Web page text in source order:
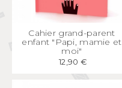
APERÇU RAPIDE
Cahier grand-parent
enfant "Papi, mamie et
moi"
12,90 €